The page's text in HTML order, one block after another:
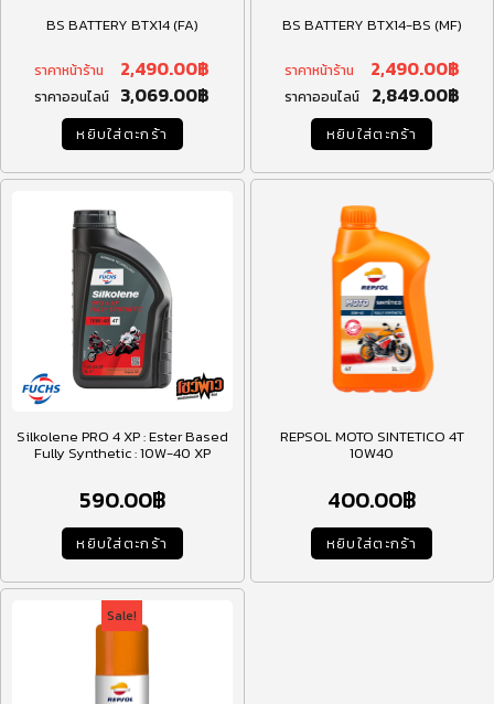
BS BATTERY BTX14 (FA)
ราคาหน้าร้าน 2,490.00฿
ราคาออนไลน์ 3,069.00฿
หยิบใส่ตะกร้า
BS BATTERY BTX14-BS (MF)
ราคาหน้าร้าน 2,490.00฿
ราคาออนไลน์ 2,849.00฿
หยิบใส่ตะกร้า
Silkolene PRO 4 XP : Ester Based
Fully Synthetic : 10W-40 XP
590.00฿
หยิบใส่ตะกร้า
REPSOL MOTO SINTETICO 4T
10W40
400.00฿
หยิบใส่ตะกร้า
Sale!